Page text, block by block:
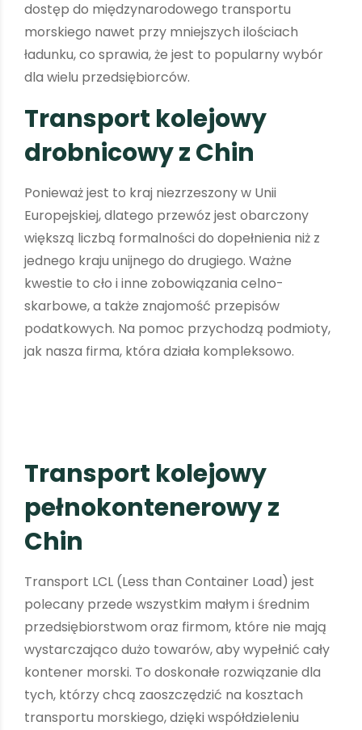
dostęp do międzynarodowego transportu
morskiego nawet przy mniejszych ilościach
ładunku, co sprawia, że jest to popularny wybór
dla wielu przedsiębiorców.
Transport kolejowy
drobnicowyzChin
Ponieważ jest to kraj niezrzeszony w Unii
Europejskiej, dlatego przewóz jest obarczony
większą liczbą formalności do dopełnienia niż z
jednego kraju unijnego do drugiego. Ważne
kwestie to cło i inne zobowiązania celno-
skarbowe, a także znajomość przepisów
podatkowych. Na pomoc przychodzą podmioty,
jak nasza firma, która działa kompleksowo.
Transport kolejowy
pełnokontenerowyz
Chin
Transport LCL (Less than Container Load) jest
polecany przede wszystkim małym i średnim
przedsiębiorstwom oraz firmom, które nie mają
wystarczająco dużo towarów, aby wypełnić cały
kontener morski. To doskonałe rozwiązanie dla
tych, którzy chcą zaoszczędzić na kosztach
transportu morskiego, dzięki współdzieleniu